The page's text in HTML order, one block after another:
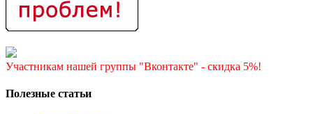
Участникам нашей группы "Вконтакте" - скидка 5%!
Полезные статьи